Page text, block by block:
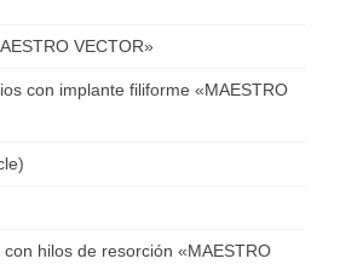
VECTOR»
con implante filiforme «MAESTRO
hilos de resorción «MAESTRO